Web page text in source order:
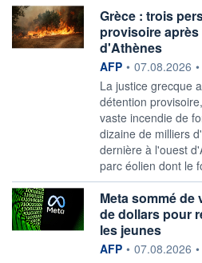
Grèce : trois
provisoire
d'Athènes
information fournie
AFP • 07.08.2026 •
La justice grecque
détention
vaste incendie de
dizaine de milliers
dernière à l'ouest
parc éolien dont le
Meta sommé
de dollars pour
les jeunes
information fournie
AFP • 07.08.2026 •